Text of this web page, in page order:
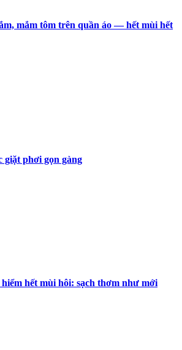
mắm tôm trên quần áo — hết mùi hết
giặt phơi gọn gàng
hết mùi hôi: sạch thơm như mới